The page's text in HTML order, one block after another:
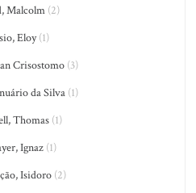
Malcolm (2)
Eloy(1)
Crisostomo(3)
da Silva (1)
Thomas (1)
Ignaz (1)
Isidoro (2)